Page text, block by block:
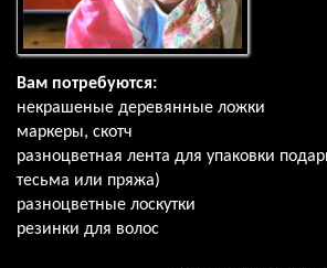
Вам потребуются:
некрашеные деревянные ложки
маркеры, скотч
разноцветная лента для упаковки
тесьма или пряжа)
разноцветные лоскутки
резинки для волос